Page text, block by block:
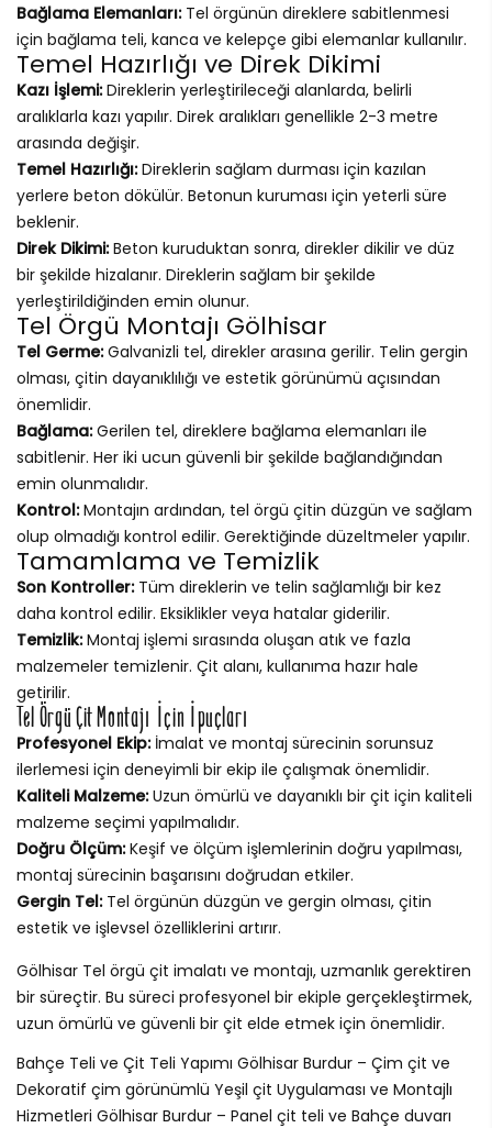
Bağlama Elemanları:Tel örgünün direklere sabitlenmesi
için bağlama teli, kanca ve kelepçe gibi elemanlar kullanılır.
Temel Hazırlığı ve Direk Dikimi
Kazı İşlemi:Direklerin yerleştirileceği alanlarda, belirli
aralıklarla kazı yapılır. Direk aralıkları genellikle 2-3 metre
arasında değişir.
Temel Hazırlığı:Direklerin sağlam durması için kazılan
yerlere beton dökülür. Betonun kuruması için yeterli süre
beklenir.
Direk Dikimi:Beton kuruduktan sonra, direkler dikilir ve düz
bir şekilde hizalanır. Direklerin sağlam bir şekilde
yerleştirildiğinden emin olunur.
Tel Örgü Montajı Gölhisar
Tel Germe:Galvanizli tel, direkler arasına gerilir. Telin gergin
olması, çitin dayanıklılığı ve estetik görünümü açısından
önemlidir.
Bağlama:Gerilen tel, direklere bağlama elemanları ile
sabitlenir. Her iki ucun güvenli bir şekilde bağlandığından
emin olunmalıdır.
Kontrol:Montajın ardından, tel örgü çitin düzgün ve sağlam
olup olmadığı kontrol edilir. Gerektiğinde düzeltmeler yapılır.
Tamamlama ve Temizlik
Son Kontroller:Tüm direklerin ve telin sağlamlığı bir kez
daha kontrol edilir. Eksiklikler veya hatalar giderilir.
Temizlik:Montaj işlemi sırasında oluşan atık ve fazla
malzemeler temizlenir. Çit alanı, kullanıma hazır hale
getirilir.
Tel Örgü Çit Montajı İçin İpuçları
Profesyonel Ekip:İmalat ve montaj sürecinin sorunsuz
ilerlemesi için deneyimli bir ekip ile çalışmak önemlidir.
Kaliteli Malzeme:Uzun ömürlü ve dayanıklı bir çit için kaliteli
malzeme seçimi yapılmalıdır.
Doğru Ölçüm:Keşif ve ölçüm işlemlerinin doğru yapılması,
montaj sürecinin başarısını doğrudan etkiler.
Gergin Tel:Tel örgünün düzgün ve gergin olması, çitin
estetik ve işlevsel özelliklerini artırır.
Gölhisar Tel örgü çit imalatı ve montajı, uzmanlık gerektiren
bir süreçtir. Bu süreci profesyonel bir ekiple gerçekleştirmek,
uzun ömürlü ve güvenli bir çit elde etmek için önemlidir.
Bahçe Teli ve Çit Teli Yapımı Gölhisar Burdur – Çim çit ve
Dekoratif çim görünümlü Yeşil çit Uygulaması ve Montajlı
Hizmetleri Gölhisar Burdur – Panel çit teli ve Bahçe duvarı